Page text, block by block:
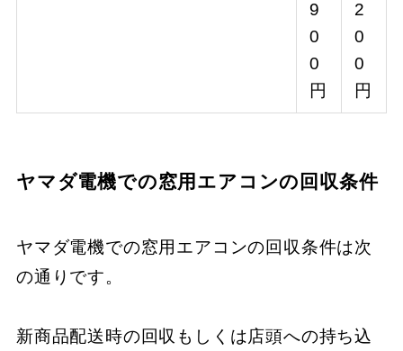
9
0
0
円
2
0
0
円
ヤマダ電機での窓用エアコンの回収条件
ヤマダ電機での窓用エアコンの回収条件は次
の通りです。
新商品配送時の回収もしくは店頭への持ち込